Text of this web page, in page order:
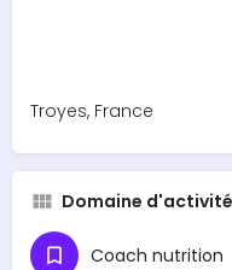
Troyes, France
Domaine d'activité
Coach nutrition